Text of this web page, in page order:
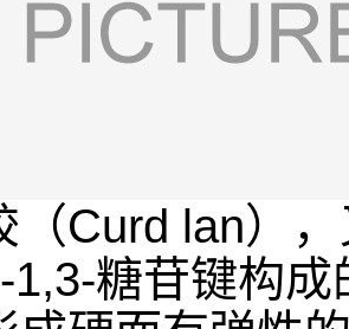
（Curd lan）
1,3-糖苷键构